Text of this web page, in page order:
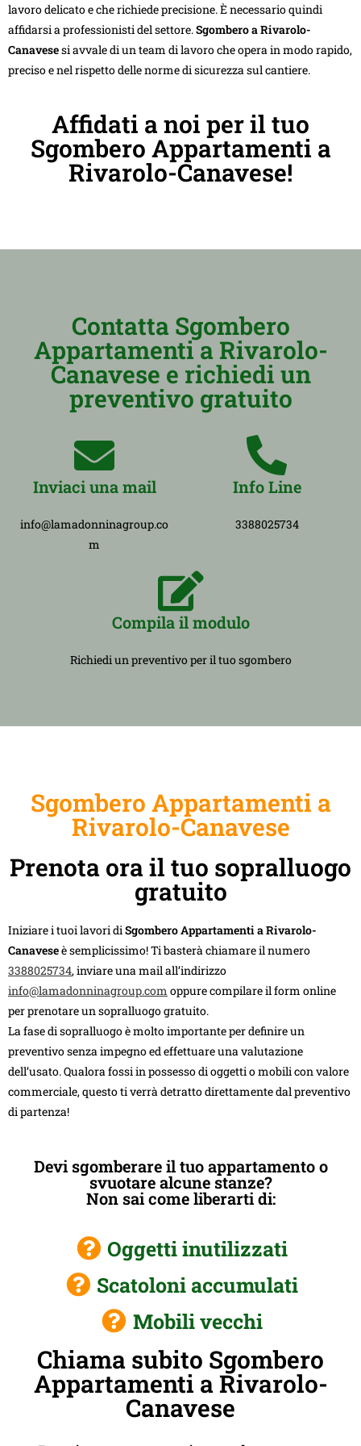
lavoro delicato e che richiede precisione. È necessario quindi
affidarsi a professionisti del settore.Sgombero a Rivarolo-
Canavesesi avvale di un team di lavoro che opera in modo rapido,
preciso e nel rispetto delle norme di sicurezza sul cantiere.
Affidati a noi per il tuo
Sgombero Appartamenti a
Rivarolo-Canavese!
Contatta Sgombero
Appartamenti a Rivarolo-
Canavese e richiedi un
preventivo gratuito
Inviaci una mail
info@lamadonninagroup.co
m
Info Line
3388025734
Compila il modulo
Richiedi un preventivo per il tuo sgombero
Sgombero Appartamenti a
Rivarolo-Canavese
Prenota ora il tuo sopralluogo
gratuito
Iniziare i tuoi lavori di Sgombero Appartamenti a Rivarolo-
Canaveseè semplicissimo! Ti basterà chiamare il numero
3388025734, inviare una mail all’indirizzo
info@lamadonninagroup.com oppure compilare il form online
per prenotare un sopralluogo gratuito.
La fase di sopralluogo è molto importante per definire un
preventivo senza impegno ed effettuare una valutazione
dell’usato. Qualora fossi in possesso di oggetti o mobili con valore
commerciale, questo ti verrà detratto direttamente dal preventivo
di partenza!
Devi sgomberare il tuo appartamento o
svuotare alcune stanze?
Non sai come liberarti di:
Oggetti inutilizzati
Scatoloni accumulati
Mobili vecchi
Chiama subito Sgombero
Appartamenti a Rivarolo-
Canavese